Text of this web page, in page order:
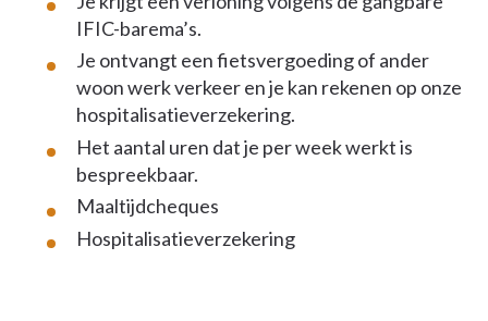
IFIC-barema’s.
Je ontvangt een fietsvergoeding of ander
woon werk verkeer en je kan rekenen op onze
hospitalisatieverzekering.
Het aantal uren dat je per week werkt is
bespreekbaar.
Maaltijdcheques
Hospitalisatieverzekering